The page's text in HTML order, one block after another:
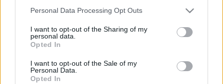
Please note that this website/app uses one or more Google
not limited to your visit or usage behaviour. You may click to
grant or deny consent to Google and its third-party tags to
use your data for below specified purposes in below Google
consent section.
Personal Data Processing Opt Outs
I want to opt-out of the Sharing of my
personal data.
Opted In
I want to opt-out of the Sale of my
Personal Data.
Opted In
A közlemény szerint a harmadik kormányszóvivő
Köböl Anitalesz, aki korábban a TV2-nél is
dolgozott, majd 2022-ben az ATV műsorvezetője lett.